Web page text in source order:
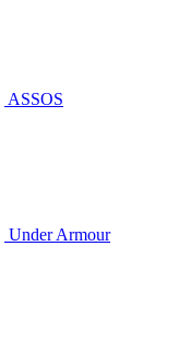
ASSOS
Under Armour